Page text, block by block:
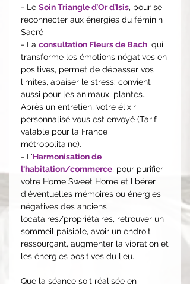
- Le Soin Triangle d’Or d’Isis, pour se
reconnecter aux énergies du féminin
Sacré
- La consultation Fleurs de Bach, qui
transforme les émotions négatives en
positives, permet de dépasser vos
limites, apaiser le stress: convient
aussi pour les animaux, plantes..
Après un entretien, votre élixir
personnalisé vous est envoyé (Tarif
valable pour la France
métropolitaine).
- L'Harmonisation de
l'habitation/commerce, pour purifier
votre Home Sweet Home et libérer
d'éventuelles mémoires ou énergies
négatives des anciens
locataires/propriétaires, retrouver un
sommeil paisible, avoir un endroit
ressourçant, augmenter la vibration et
les énergies positives du lieu.
Que la séance soit réalisée en